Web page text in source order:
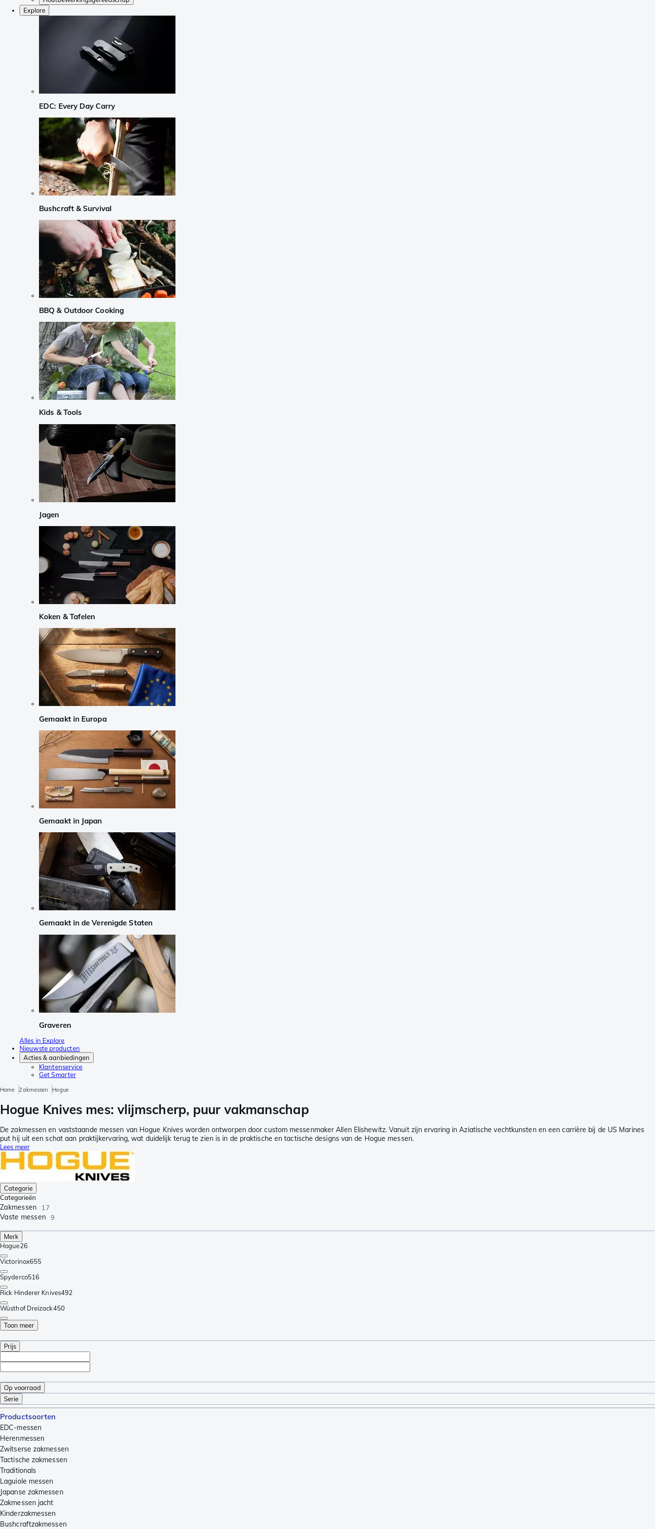
Explore
EDC: Every Day Carry
Bushcraft & Survival
BBQ & Outdoor Cooking
Kids & Tools
Jagen
Koken & Tafelen
Gemaakt in Europa
Gemaakt in Japan
Gemaakt in de Verenigde Staten
Graveren
Alles in Explore
Nieuwste producten
Acties & aanbiedingen
Klantenservice
Get Smarter
Home Zakmessen Hogue
Hogue Knives mes: vlijmscherp, puur vakmanschap
De zakmessen en vaststaande messen van Hogue Knives worden ontworpen door custom messenmaker Allen Elishewitz. Vanuit zijn ervaring in Aziatische vechtkunsten en een carrière bij de US Marines
put hij uit een schat aan praktijkervaring, wat duidelijk terug te zien is in de praktische en tactische designs van de Hogue messen.
Lees meer
Categorie
Categorieën
Zakmessen 17
Vaste messen 9
Merk
Hogue26
Victorinox655
Spyderco516
Rick Hinderer Knives492
Wüsthof Dreizack450
Toon meer
Prijs
Op voorraad
Serie
Productsoorten
EDC-messen
Herenmessen
Zwitserse zakmessen
Tactische zakmessen
Traditionals
Laguiole messen
Japanse zakmessen
Zakmessen jacht
Kinderzakmessen
Bushcraftzakmessen